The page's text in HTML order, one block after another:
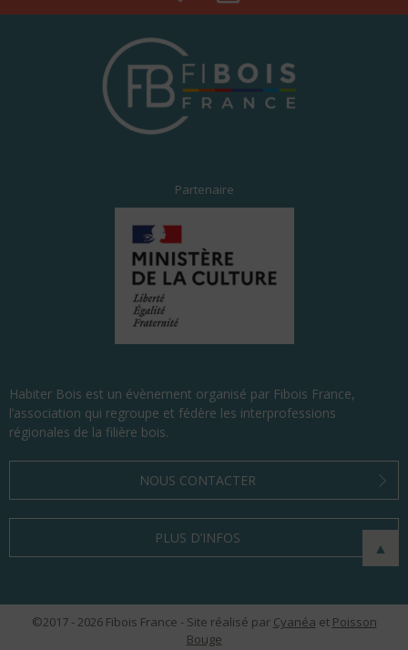
Partenaire
Habiter Bois est un évènement organisé par Fibois France,
l’association qui regroupe et fédère les interprofessions
régionales de la filière bois.
NOUS CONTACTER
PLUS D’INFOS
©2017 - 2026Fibois France - Site réalisé par Cyanéa et Poisson
Bouge
▲